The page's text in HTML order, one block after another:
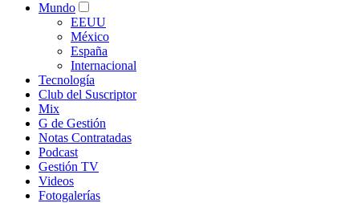
Mundo
EEUU
México
España
Internacional
Tecnología
Club del Suscriptor
Mix
G de Gestión
Notas Contratadas
Podcast
Gestión TV
Videos
Fotogalerías